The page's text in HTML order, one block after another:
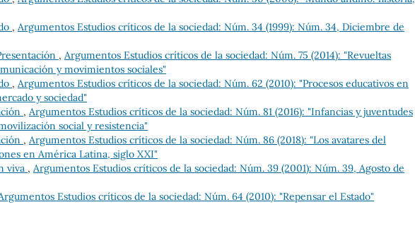
, Argumentos Estudios críticos de la sociedad: Núm. 34 (1999): Núm. 34, Diciembre de
, Argumentos Estudios críticos de la sociedad: Núm. 75 (2014): "Revueltas
y movimientos sociales"
, Argumentos Estudios críticos de la sociedad: Núm. 62 (2010): "Procesos educativos en
y sociedad"
, Argumentos Estudios críticos de la sociedad: Núm. 81 (2016): "Infancias y juventudes
social y resistencia"
, Argumentos Estudios críticos de la sociedad: Núm. 86 (2018): "Los avatares del
en América Latina, siglo XXI"
viva , Argumentos Estudios críticos de la sociedad: Núm. 39 (2001): Núm. 39, Agosto de
Estudios críticos de la sociedad: Núm. 64 (2010): "Repensar el Estado"